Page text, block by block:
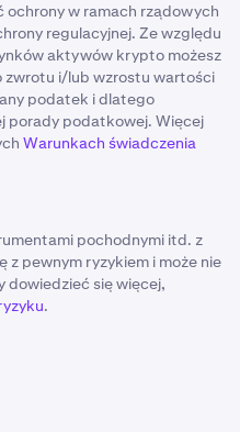
ochrony w ramach rządowych
regulacyjnej. Ze względu
aktywów krypto możesz
zwrotu i/lub wzrostu wartości
podatek i dlatego
porady podatkowej. Więcej
Warunkach świadczenia
pochodnymi itd. z
z pewnym ryzykiem i może nie
dowiedzieć się więcej,
.